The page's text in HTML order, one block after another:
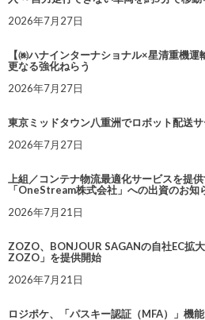
2026年7月27日
【㈱ハナインターナショナル×星清重機
更なる強化ねらう
2026年7月27日
東京ミッドタウン八重洲でロボット配送
2026年7月27日
上組／コンテナ物流最適化サービスを提
「OneStream株式会社」への出資のお知
2026年7月21日
ZOZO、BONJOUR SAGANの自社EC拡
ZOZO」を提供開始
2026年7月21日
ロジポケ、「パスキー認証（MFA）」機